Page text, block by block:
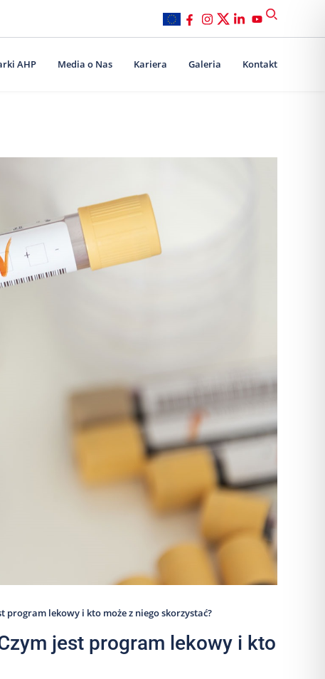
AHP Media o Nas Kariera Galeria Kontakt
lekowy i kto może z niego skorzystać?
jest program lekowy i kto